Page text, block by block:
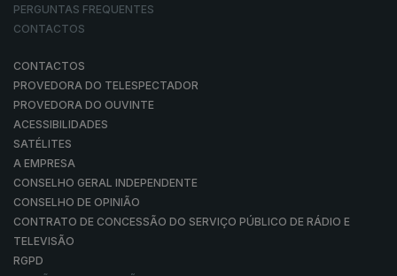
PERGUNTAS FREQUENTES
CONTACTOS
CONTACTOS
PROVEDORA DO TELESPECTADOR
PROVEDORA DO OUVINTE
ACESSIBILIDADES
SATÉLITES
A EMPRESA
CONSELHO GERAL INDEPENDENTE
CONSELHO DE OPINIÃO
CONTRATO DE CONCESSÃO DO SERVIÇO PÚBLICO DE RÁDIO E
TELEVISÃO
RGPD